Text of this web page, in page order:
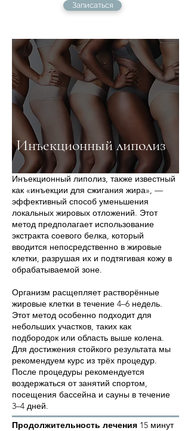
Записаться
Инъекционный липолиз
Инъекционный липолиз, также известный
как «инъекции для сжигания жира», —
эффективный способ уменьшения
локальных жировых отложений. Этот
метод предполагает использование
экстракта соевого белка, который
вводится непосредственно в жировые
клетки, разрушая их и подтягивая кожу в
обрабатываемой зоне.
Организм расщепляет растворённые
жировые клетки в течение 4–6 недель.
Этот метод особенно подходит для
небольших участков, таких как
подбородок или область выше колена.
Для достижения стойкого результата мы
рекомендуем курс из трёх процедур.
После процедуры рекомендуется
воздержаться от занятий спортом,
посещения бассейна и сауны в течение
3–4 дней.
Продолжительность лечения 15 минут